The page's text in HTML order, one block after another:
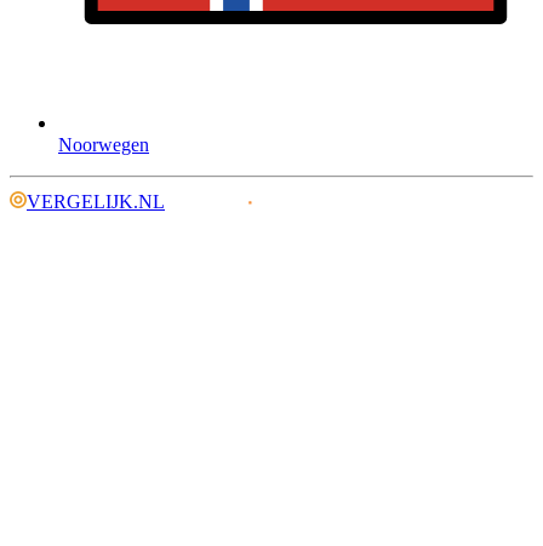
Noorwegen
VERGELIJK.NL